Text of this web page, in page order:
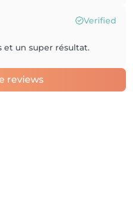
Verified
et un super résultat.
reviews